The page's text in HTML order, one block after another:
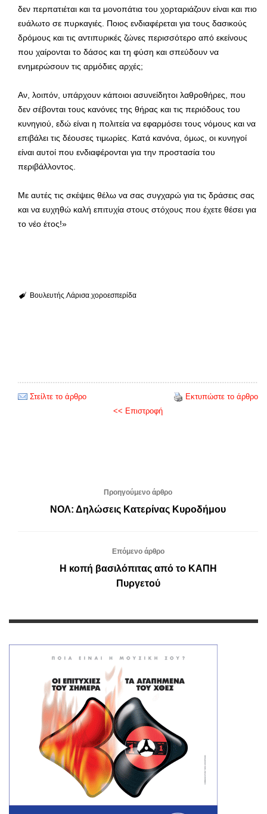
δεν περπατιέται και τα μονοπάτια του χορταριάζουν είναι και πιο
ευάλωτο σε πυρκαγιές. Ποιος ενδιαφέρεται για τους δασικούς
δρόμους και τις αντιπυρικές ζώνες περισσότερο από εκείνους
που χαίρονται το δάσος και τη φύση και σπεύδουν να
ενημερώσουν τις αρμόδιες αρχές;
Αν, λοιπόν, υπάρχουν κάποιοι ασυνείδητοι λαθροθήρες, που
δεν σέβονται τους κανόνες της θήρας και τις περιόδους του
κυνηγιού, εδώ είναι η πολιτεία να εφαρμόσει τους νόμους και να
επιβάλει τις δέουσες τιμωρίες. Κατά κανόνα, όμως, οι κυνηγοί
είναι αυτοί που ενδιαφέρονται για την προστασία του
περιβάλλοντος.
Με αυτές τις σκέψεις θέλω να σας συγχαρώ για τις δράσεις σας
και να ευχηθώ καλή επιτυχία στους στόχους που έχετε θέσει για
το νέο έτος!»
Βουλευτής Λάρισα χοροεσπερίδα
Στείλτε το άρθρο
Εκτυπώστε το άρθρο
<< Επιστροφή
Προηγούμενο άρθρο
ΝΟΛ: Δηλώσεις Κατερίνας Κυροδήμου
Επόμενο άρθρο
Η κοπή βασιλόπιτας από το ΚΑΠΗ
Πυργετού